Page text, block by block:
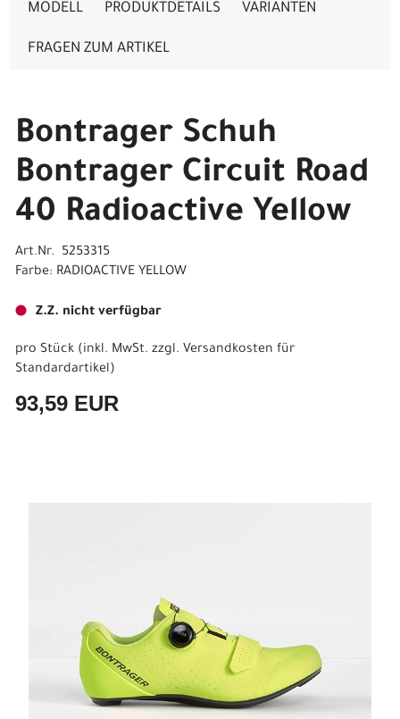
MODELL PRODUKTDETAILS VARIANTEN
FRAGEN ZUM ARTIKEL
Bontrager Schuh
Bontrager Circuit Road
40 Radioactive Yellow
Art.Nr. 5253315
Farbe: RADIOACTIVE YELLOW
Z.Z. nicht verfügbar
pro Stück (inkl. MwSt. zzgl. Versandkosten für
Standardartikel)
93,59 EUR